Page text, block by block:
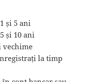
și 5 ani
și 10 ani
vechime
la timp